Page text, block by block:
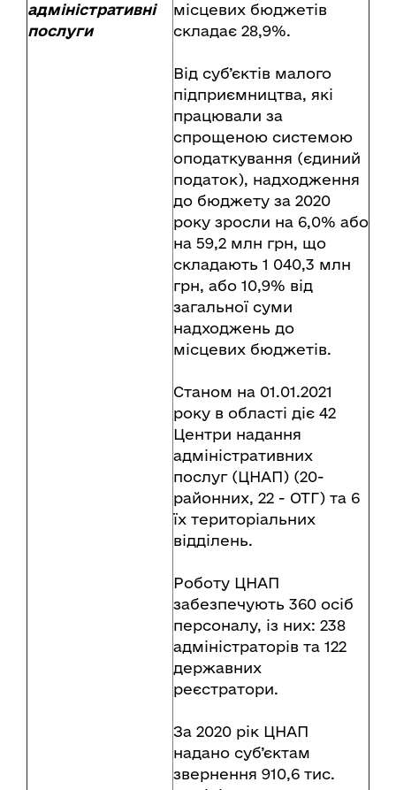
адміністративні
послуги
місцевих бюджетів
складає 28,9%.
Від суб’єктів малого
підприємництва, які
працювали за
спрощеною системою
оподаткування (єдиний
податок), надходження
до бюджету за 2020
року зросли на 6,0% або
на 59,2 млн грн, що
складають 1 040,3 млн
грн, або 10,9% від
загальної суми
надходжень до
місцевих бюджетів.
Станом на 01.01.2021
року в області діє 42
Центри надання
адміністративних
послуг (ЦНАП) (20-
районних, 22 - ОТГ) та 6
їх територіальних
відділень.
Роботу ЦНАП
забезпечують 360 осіб
персоналу, із них: 238
адміністраторів та 122
державних
реєстратори.
За 2020 рік ЦНАП
надано суб’єктам
звернення 910,6 тис.